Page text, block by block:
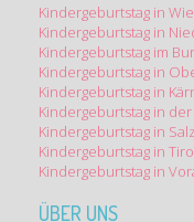
Kindergeburtstag in
Kindergeburtstag in
Kindergeburtstag im
Kindergeburtstag in
Kindergeburtstag in
Kindergeburtstag in
Kindergeburtstag in
Kindergeburtstag in
Kindergeburtstag in
ÜBER UNS